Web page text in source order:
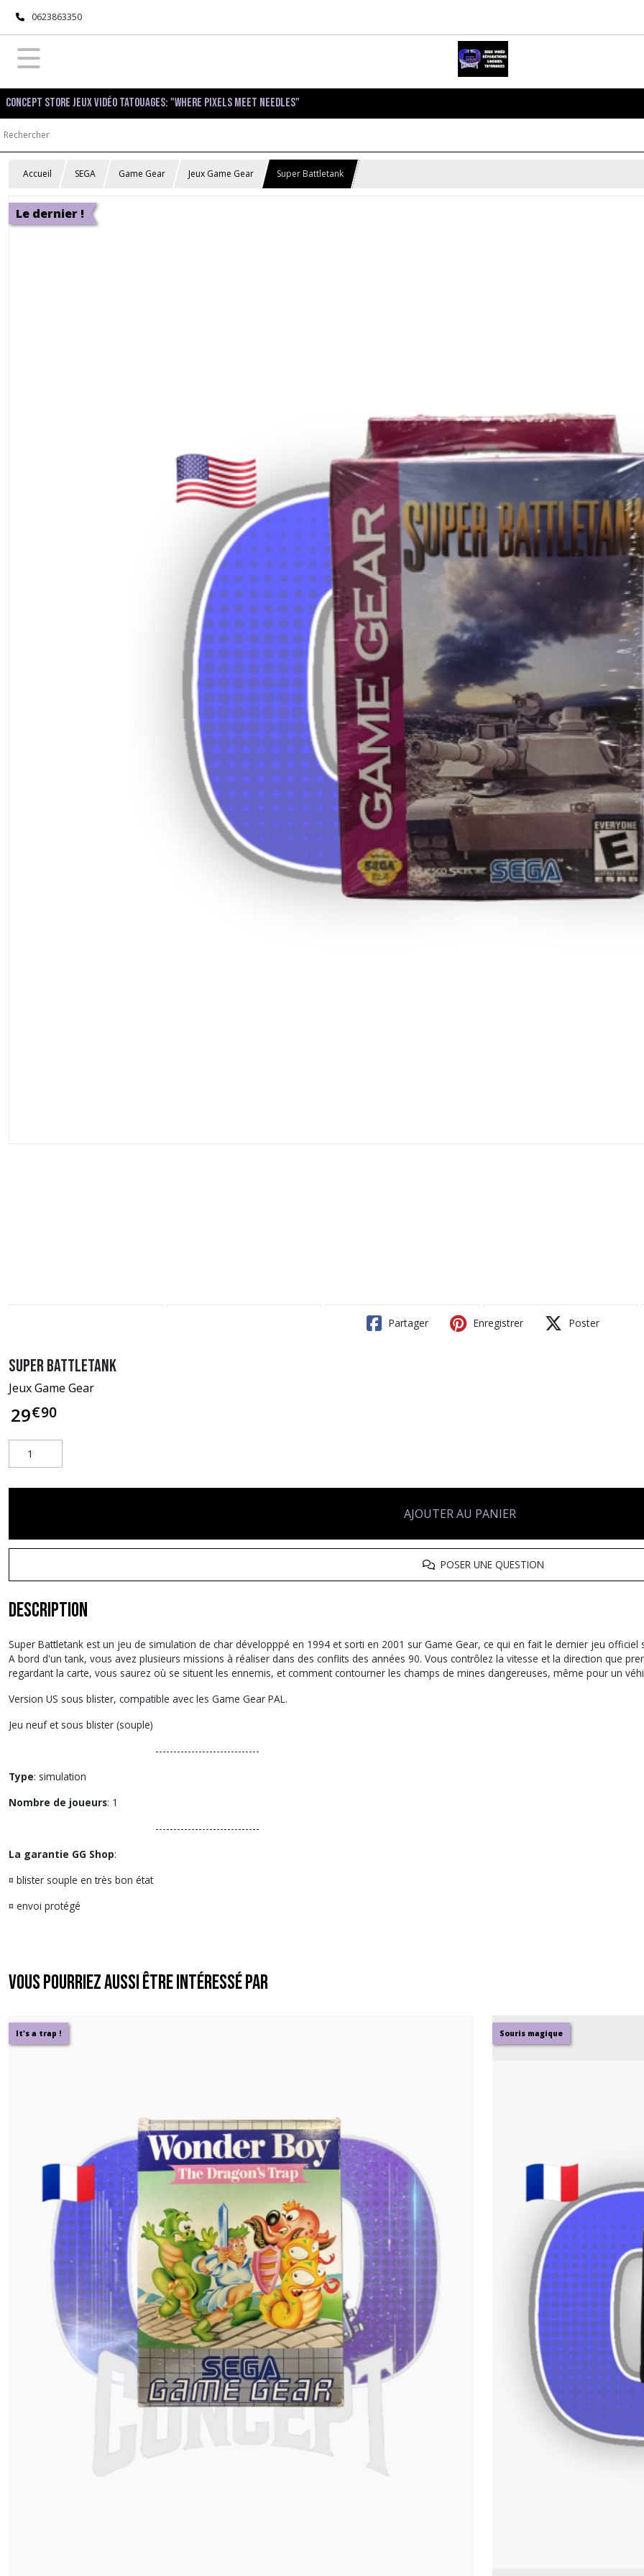
0623863350
Concept Store Jeux Vidéo Tatouages: "Where pixels meet needles"
Accueil SEGA Game Gear Jeux Game Gear Super Battletank
Le dernier !
Partager Enregistrer Poster
Super Battletank
Jeux Game Gear
29€90
AJOUTER AU PANIER
POSER UNE QUESTION
Description
Super Battletank est un jeu de simulation de char développpé en 1994 et sorti en 2001 sur Game Gear, ce qui en fait le dernier jeu officiel
A bord d'un tank, vous avez plusieurs missions à réaliser dans des conflits des années 90. Vous contrôlez la vitesse et la direction que
regardant la carte, vous saurez où se situent les ennemis, et comment contourner les champs de mines dangereuses, même pour un
Version US sous blister, compatible avec les Game Gear PAL.
Jeu neuf et sous blister (souple)
-----------------------------
Type: simulation
Nombre de joueurs: 1
-----------------------------
La garantie GG Shop:
¤ blister souple en très bon état
¤ envoi protégé
Vous pourriez aussi être intéressé par
It's a trap ! Souris magique